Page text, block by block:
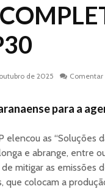
de 2025 Comentar
para a
elencou as “Soluções
e abrange, entre
mitigar as emissões
que colocam a